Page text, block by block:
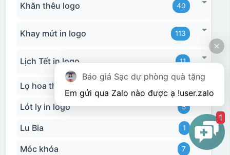
Khăn thêu logo 40
Khay mứt in logo 113
Lịch Tết in logo 11
Lọ hoa thủy tinh
Lót ly in logo 5
Lu Bia 1
Móc khóa 7
Báo giá Sạc dự phòng quà tặng
Em gửi qua Zalo nào được ạ !user.zalo
1